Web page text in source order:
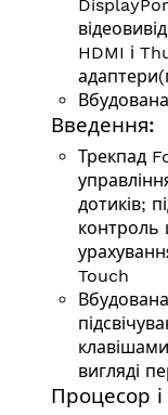
HDMI і
Введення:
Трекпад
дотиків;
контроль
Touch
вигляді
Процесор